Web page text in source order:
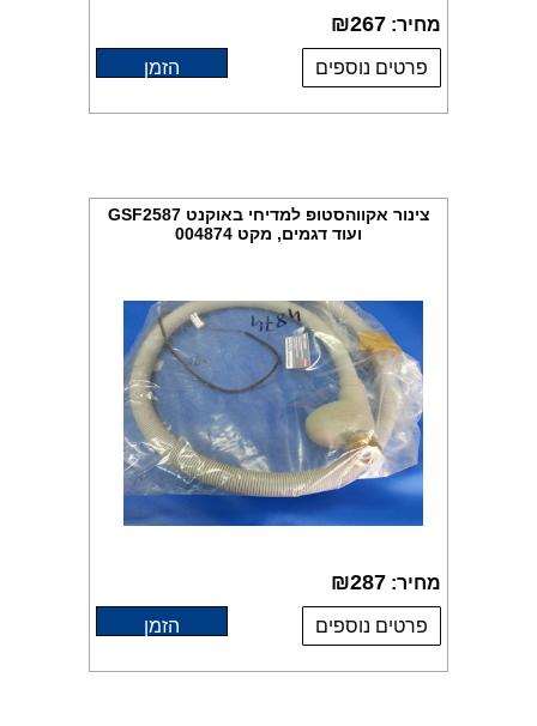
מחיר: ₪267
פרטים נוספים הזמן
צינור אקווהסטופ למדיחי באוקנט GSF2587
ועוד דגמים, מקט 004874
מחיר: ₪287
פרטים נוספים הזמן